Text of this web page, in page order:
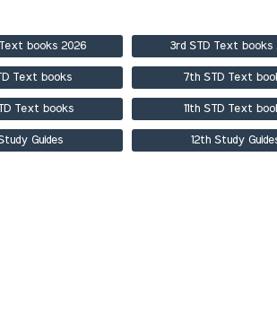
books 2026 3rd STD Text books
Text books 7th STD Text
Text books 11th STD Text
Guides 12th Study